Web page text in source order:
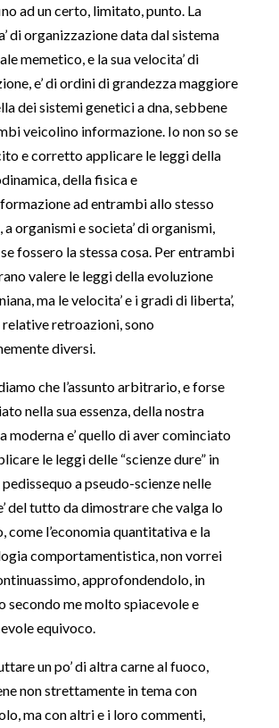
ad un certo, limitato, punto. La
di organizzazione data dal sistema
memetico, e la sua velocita’ di
e’ di ordini di grandezza maggiore
dei sistemi genetici a dna, sebbene
veicolino informazione. Io non so se
e corretto applicare le leggi della
della fisica e
ad entrambi allo stesso
a organismi e societa’ di organismi,
fossero la stessa cosa. Per entrambi
valere le leggi della evoluzione
ma le velocita’ e i gradi di liberta’,
relative retroazioni, sono
diversi.
che l’assunto arbitrario, e forse
nella sua essenza, della nostra
moderna e’ quello di aver cominciato
le leggi delle “scienze dure” in
a pseudo-scienze nelle
del tutto da dimostrare che valga lo
come l’economia quantitativa e la
comportamentistica, non vorrei
approfondendolo, in
secondo me molto spiacevole e
equivoco.
un po’ di altra carne al fuoco,
non strettamente in tema con
ma con altri e i loro commenti,